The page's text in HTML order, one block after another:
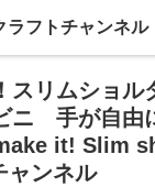
スリムショ
手が自由
it! Slim
ャンネル
ラフトチャンネル